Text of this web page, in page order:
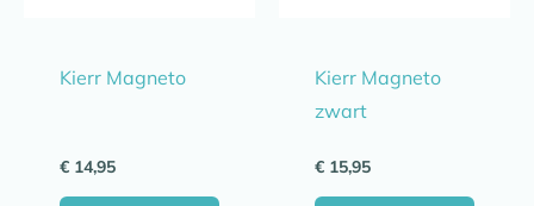
Kierr Magneto
€ 14,95
Kierr Magneto
zwart
€ 15,95